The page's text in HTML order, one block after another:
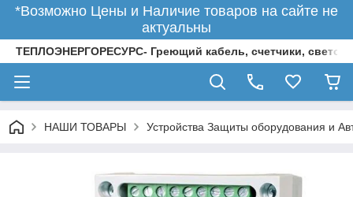
*Возможно Цены и Наличие товаров на сайте не
актуальны
ТЕПЛОЭНЕРГОРЕСУРС- Греющий кабель, счетчики,
НАШИ ТОВАРЫ Устройства Защиты оборудования и